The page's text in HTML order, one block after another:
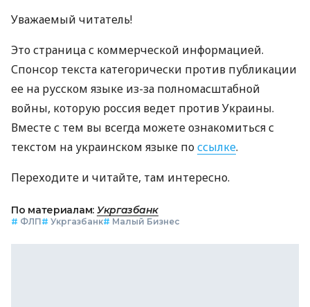
Уважаемый читатель!
Это страница с коммерческой информацией.
Спонсор текста категорически против публикации
ее на русском языке из-за полномасштабной
войны, которую россия ведет против Украины.
Вместе с тем вы всегда можете ознакомиться с
текстом на украинском языке поссылке.
Переходите и читайте, там интересно.
По материалам: Укргазбанк
# ФЛП# Укргазбанк# Малый Бизнес